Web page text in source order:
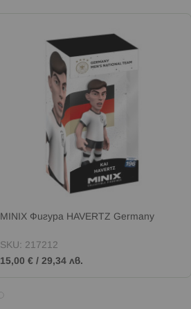
MINIX Фигура HAVERTZ Germany
SKU: 217212
15,00 € / 29,34 лв.